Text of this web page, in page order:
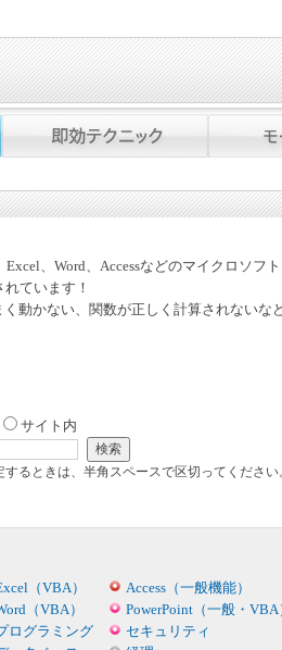
、Word、Accessなどのマイクロソフ
ています！
動かない、関数が正しく計算されないな
サイト内
るときは、半角スペースで区切ってください
（VBA）
Access（一般機能）
（VBA）
PowerPoint（一般・VBA
ログラミング
セキュリティ